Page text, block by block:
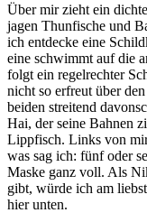
Über mir zieht ein
jagen Thunfische und
ich entdecke eine
eine schwimmt auf die
folgt ein regelrechter
nicht so erfreut über
beiden streitend
Hai, der seine Bahnen
Lippfisch. Links von
was sag ich: fünf oder
Maske ganz voll. Als
gibt, würde ich am
hier unten.